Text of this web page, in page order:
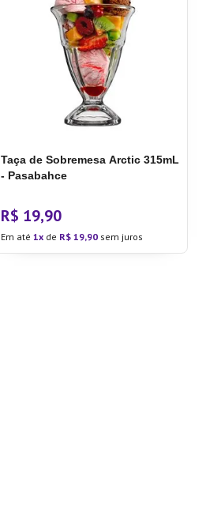
Taça de Sobremesa Arctic 315mL
- Pasabahce
R$ 19,90
Em até1 de R$ 19,90 sem juros